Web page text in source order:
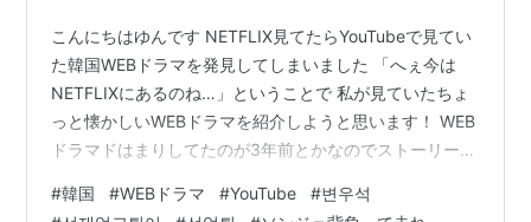
こんにちはゆんです NETFLIX見てたらYouTubeで見てい
た韓国WEBドラマを発見してしまいました 「へぇ今は
NETFLIXにあるのね…」ということで 私が見ていたちょ
っと懐かしいWEBドラマを紹介しようと思います！ WEB
ドラマドはまりしてたのが3年前とかなのでストーリーう
得ですが（笑） 同じの見てた人懐かしい記憶にひたりま
#韓国 #WEBドラマ #YouTube #변우석